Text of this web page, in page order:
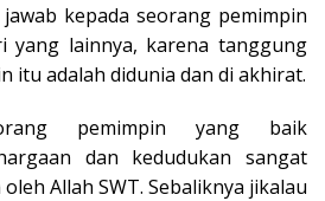
kepada seorang pemimpin
yang lainnya, karena tanggung
itu adalah didunia dan di akhirat.
pemimpin yang baik
dan kedudukan sangat
Allah SWT. Sebaliknya jikalau